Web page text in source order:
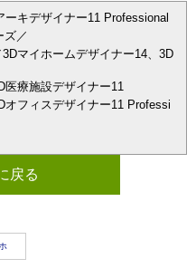
キデザイナー11 Professional
ズ／
マイホームデザイナー14、3D
医療施設デザイナー11
オフィスデザイナー11 Professi
戻る